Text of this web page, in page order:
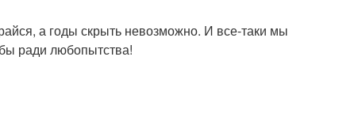
а годы скрыть невозможно. И все-таки мы
ради любопытства!